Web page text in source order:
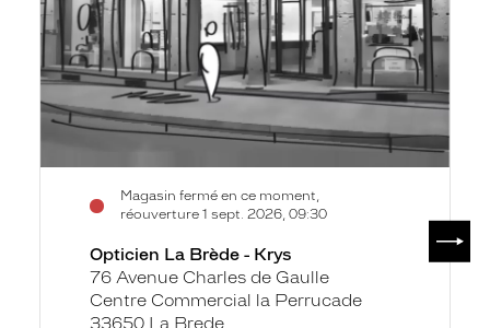
Krys
Magasin fermé en ce moment,
réouverture 1 sept. 2026, 09:30
Opticien La Brède - Krys
76 Avenue Charles de Gaulle
Centre Commercial la Perrucade
33650 La Brede